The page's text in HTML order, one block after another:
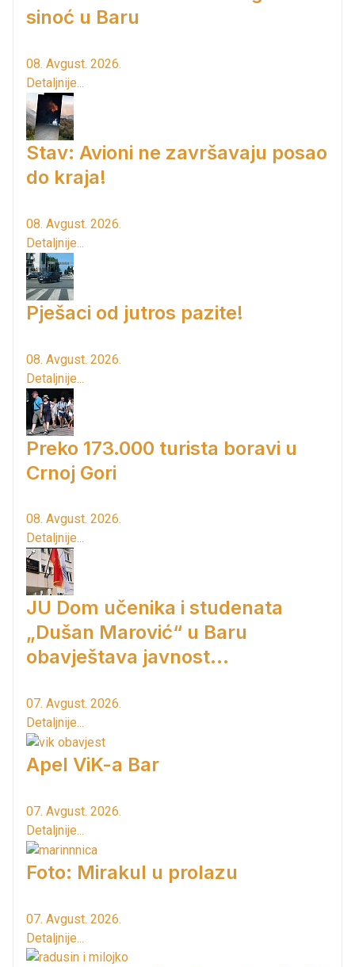
sinoć u Baru
08. Avgust. 2026.
Detaljnije...
Stav: Avioni ne završavaju posao
do kraja!
08. Avgust. 2026.
Detaljnije...
Pješaci od jutros pazite!
08. Avgust. 2026.
Detaljnije...
Preko 173.000 turista boravi u
Crnoj Gori
08. Avgust. 2026.
Detaljnije...
JU Dom učenika i studenata
„Dušan Marović“ u Baru
obavještava javnost...
07. Avgust. 2026.
Detaljnije...
Apel ViK-a Bar
07. Avgust. 2026.
Detaljnije...
Foto: Mirakul u prolazu
07. Avgust. 2026.
Detaljnije...